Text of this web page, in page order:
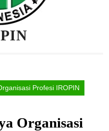
Profesi IROPIN
Organisasi